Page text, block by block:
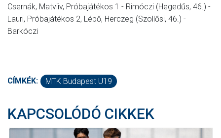
Csernák, Matviiv, Próbajátékos 1 - Rimóczi (Hegedűs, 46.) -
Lauri, Próbajátékos 2, Lépő, Herczeg (Szöllősi, 46.) -
Barkóczi
CÍMKÉK: MTK Budapest U19
KAPCSOLÓDÓ CIKKEK